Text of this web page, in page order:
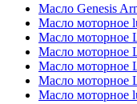
Масло Genesis
Масло моторное
Масло моторное
Масло моторное
Масло моторное
Масло моторное
Масло моторное